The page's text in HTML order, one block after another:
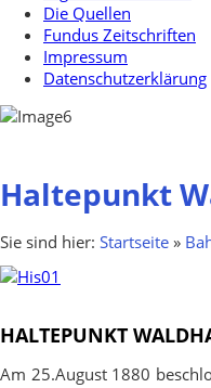
Die Quellen
Fundus Zeitschriften
Impressum
Datenschutzerklärung
Haltepunkt
Sie sind hier: Startseite »
HALTEPUNKT
Am 25.August 1880